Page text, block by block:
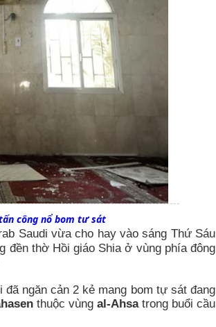
công nổ bom tư sát
Saudi vừa cho hay vào sáng Thứ Sáu
đền thờ Hồi giáo Shia ở vùng phía đông
ngăn cản 2 kẻ mang bom tự sát đang
thuộc vùng al-Ahsatrong buổi cầu